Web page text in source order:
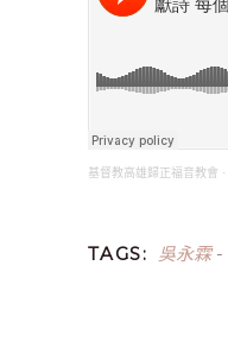
基督教高雄歸正福音教會 ·
TAGS: 吳永霖-